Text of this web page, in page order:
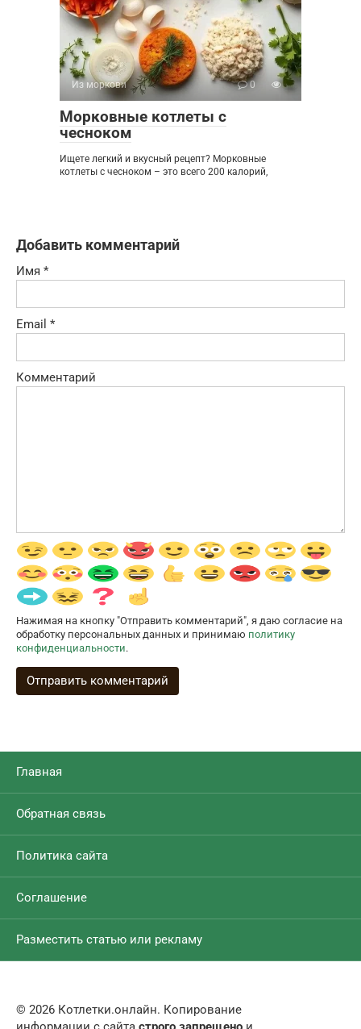
Из моркови 0
Морковные котлеты с
чесноком
Ищете легкий и вкусный рецепт? Морковные
котлеты с чесноком – это всего 200 калорий,
Добавить комментарий
Имя *
Email *
Комментарий
Нажимая на кнопку "Отправить комментарий", я даю согласие на
обработку персональных данных и принимаю политику
конфиденциальности.
Главная
Обратная связь
Политика сайта
Соглашение
Разместить статью или рекламу
© 2026 Котлетки.онлайн. Копирование